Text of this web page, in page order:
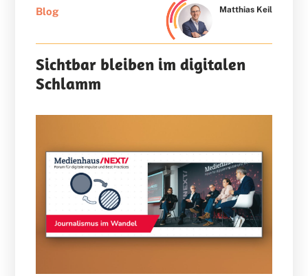
Blog Matthias Keil
Sichtbar bleiben im digitalen
Schlamm